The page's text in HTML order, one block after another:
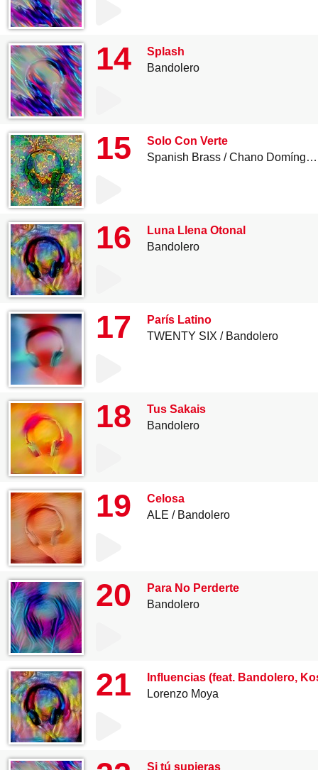
14
Splash
Bandolero
15
Solo Con Verte
Spanish Brass
Chano Domínguez
16
Luna Llena Otonal
Bandolero
17
París Latino
TWENTY SIX
Bandolero
18
Tus Sakais
Bandolero
19
Celosa
ALE
Bandolero
20
Para No Perderte
Bandolero
21
Influencias (feat. Bandolero,
Lorenzo Moya
Si tú supieras